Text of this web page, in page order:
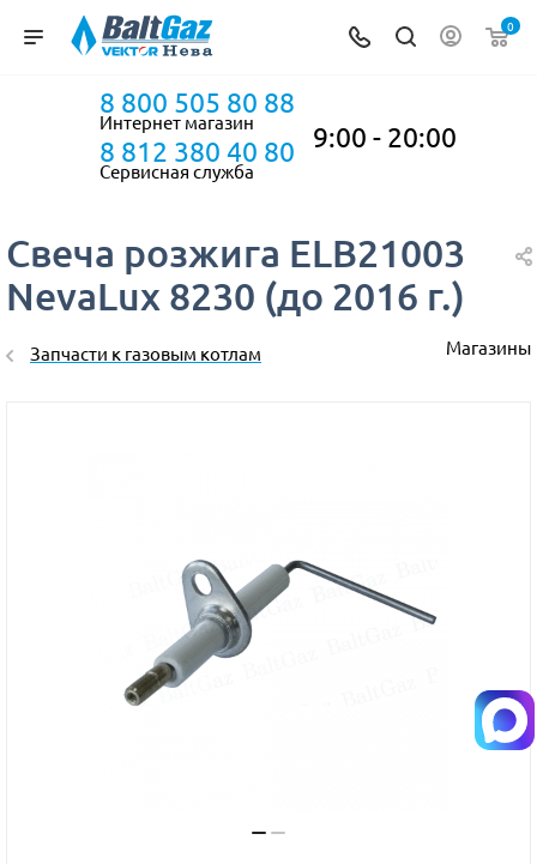
0
8 800 505 80 88
Интернет магазин
8 812 380 40 80
Сервисная служба
9:00 - 20:00
Свеча розжига ELB21003
NevaLux 8230 (до 2016 г.)
Запчасти к газовым котлам Магазины